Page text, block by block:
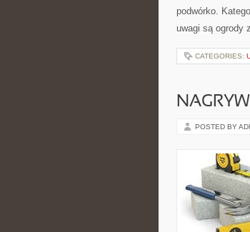
podwórko.
uwagi są ogrody
CATEGORIES:
POSTED BY